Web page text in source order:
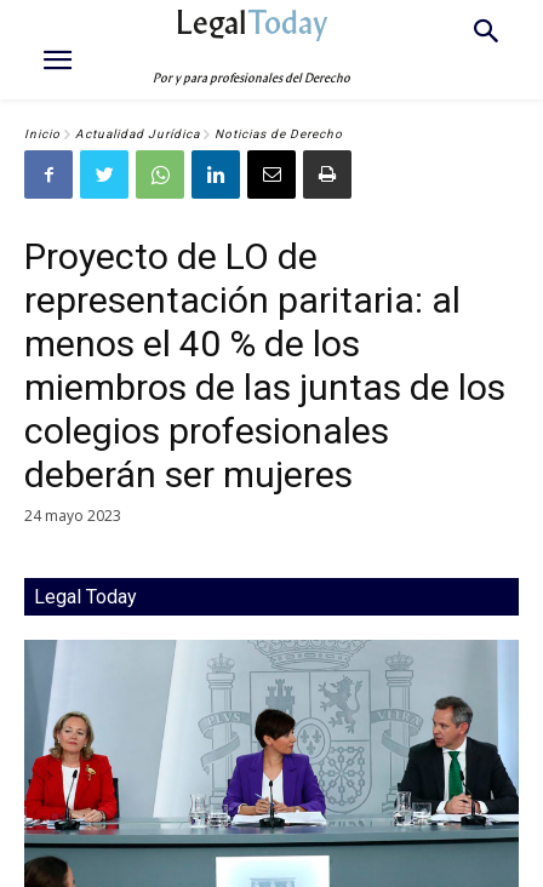
LegalToday
Por y para profesionales del Derecho
Inicio Actualidad Jurídica Noticias de Derecho
Proyecto de LO de
representación paritaria: al
menos el 40 % de los
miembros de las juntas de los
colegios profesionales
deberán ser mujeres
24 mayo 2023
Legal Today